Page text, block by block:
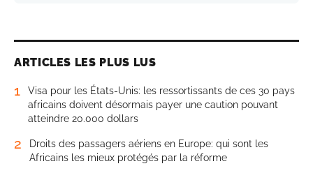
ARTICLES LES PLUS LUS
1
Visa pour les États-Unis: les ressortissants de ces 30 pays
africains doivent désormais payer une caution pouvant
atteindre 20.000 dollars
2
Droits des passagers aériens en Europe: qui sont les
Africains les mieux protégés par la réforme